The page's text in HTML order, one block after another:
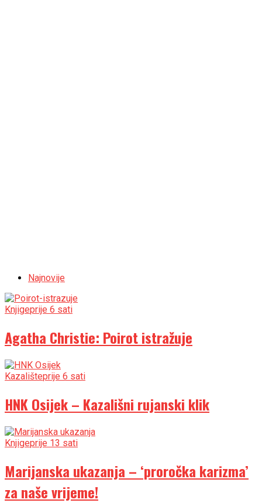
Najnovije
Knjigeprije 6 sati
Agatha Christie: Poirot istražuje
Kazališteprije 6 sati
HNK Osijek – Kazališni rujanski klik
Knjigeprije 13 sati
Marijanska ukazanja – ‘proročka karizma’
za naše vrijeme!